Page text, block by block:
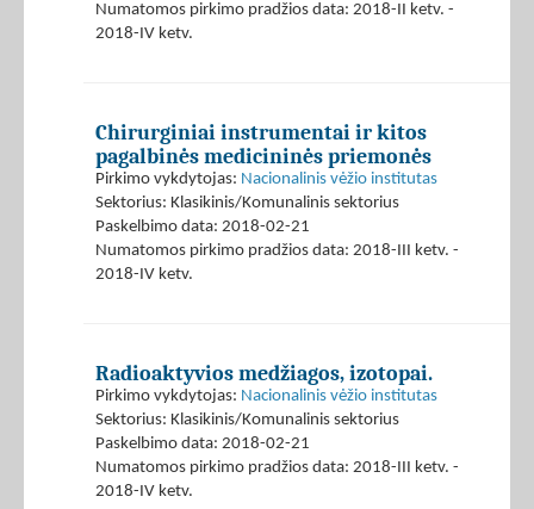
Numatomos pirkimo pradžios data: 2018-II ketv. -
2018-IV ketv.
Chirurginiai instrumentai ir kitos
pagalbinės medicininės priemonės
Pirkimo vykdytojas: Nacionalinis vėžio institutas
Sektorius: Klasikinis/Komunalinis sektorius
Paskelbimo data: 2018-02-21
Numatomos pirkimo pradžios data: 2018-III ketv. -
2018-IV ketv.
Radioaktyvios medžiagos, izotopai.
Pirkimo vykdytojas: Nacionalinis vėžio institutas
Sektorius: Klasikinis/Komunalinis sektorius
Paskelbimo data: 2018-02-21
Numatomos pirkimo pradžios data: 2018-III ketv. -
2018-IV ketv.